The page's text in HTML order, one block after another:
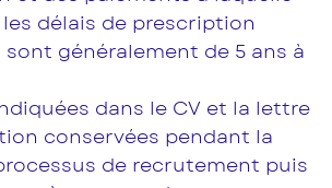
les délais de prescription
généralement de 5 ans à
dans le CV et la lettre
conservées pendant la
de recrutement puis